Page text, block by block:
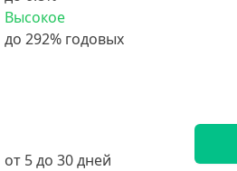
Высокое
от 5 до 30 дней